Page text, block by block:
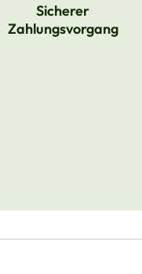
Sicherer
Zahlungsvorgang